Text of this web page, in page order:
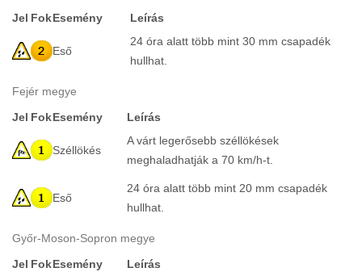
Jel FokEsemény Leírás
Eső
24 óra alatt több mint 30 mm csapadék
hullhat.
Fejér megye
Jel FokEsemény Leírás
Széllökés
A várt legerősebb széllökések
meghaladhatják a 70 km/h-t.
Eső
24 óra alatt több mint 20 mm csapadék
hullhat.
Győr-Moson-Sopron megye
Jel FokEsemény Leírás